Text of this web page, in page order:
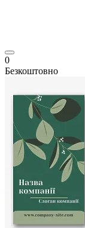
0
Безкоштовно